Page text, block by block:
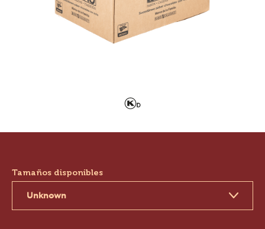
Tamaños disponibles
Unknown